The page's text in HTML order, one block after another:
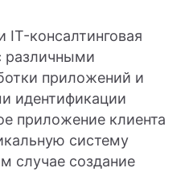
IT-консалтинговая
различными
приложений и
идентификации
приложение клиента
систему
случае создание